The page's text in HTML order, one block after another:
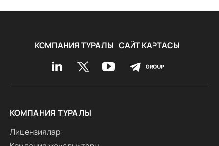
КОМПАНИЯ ТУРАЛЫ САЙТ КАРТАСЫ
КОМПАНИЯ ТУРАЛЫ
Лицензиялар